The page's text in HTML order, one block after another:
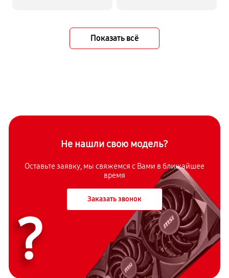
Показать всё
Не нашли свою модель?
Оставьте заявку, мы свяжемся с Вами в ближайшее
время
Заказать звонок
?